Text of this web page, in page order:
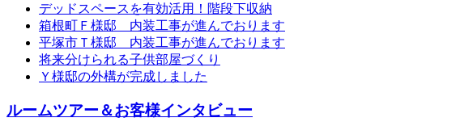
デッドスペースを有効活用！階段下収納
箱根町Ｆ様邸 内装工事が進んでおります
平塚市Ｔ様邸 内装工事が進んでおります
将来分けられる子供部屋づくり
Ｙ様邸の外構が完成しました
ルームツアー＆お客様インタビュー